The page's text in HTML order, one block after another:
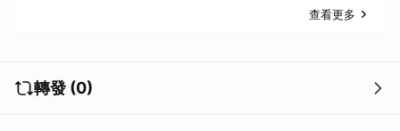
查看更多
轉發 (0)